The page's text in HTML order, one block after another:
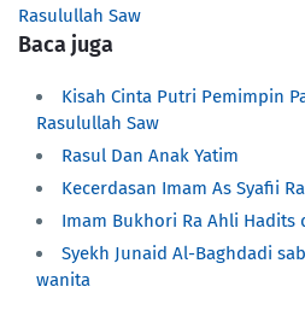
Rasulullah Saw
Baca juga
Kisah Cinta Putri Pemimpin
Rasulullah Saw
Rasul Dan Anak Yatim
Kecerdasan Imam As Syafii Ra
Imam Bukhori Ra Ahli Hadits
Syekh Junaid Al-Baghdadi
wanita